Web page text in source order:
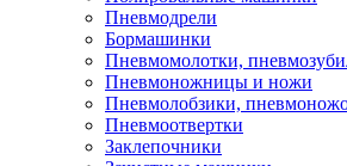
Пневмодрели
Бормашинки
Пневмомолотки,
Пневмоножницы и ножи
Пневмолобзики,
Пневмоотвертки
Заклепочники